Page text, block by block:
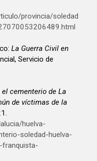
provincia/soledad
La Guerra Civil en
Servicio de
cementerio de La
de víctimas de la
huelva-
soledad-huelva-